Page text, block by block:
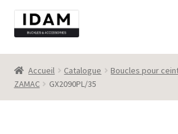
Aller
à
Aller
au
Catalogue
New
Accueil Catalogue Boucles pour
ZAMAC
GX2090PL/35